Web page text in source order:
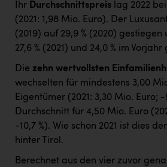
Ihr Durchschnittspreis lag 2022
(2021: 1,98 Mio. Euro). Der
(2019) auf 29,9 % (2020)
27,6 % (2021) und 24,0 % im Vorjahr
Die zehn wertvollsten
wechselten für mindestens 3,00
Eigentümer (2021: 3,30 Mio. Euro; -
Durchschnitt für 4,50 Mio. Euro
-10,7 %). Wie schon 2021 ist dies
hinter Tirol.
Berechnet aus den vier zuvor